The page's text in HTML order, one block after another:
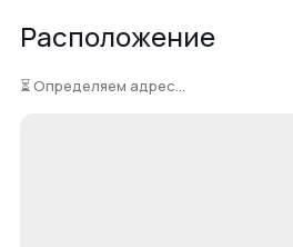
Расположение
⏳ Определяем адрес...